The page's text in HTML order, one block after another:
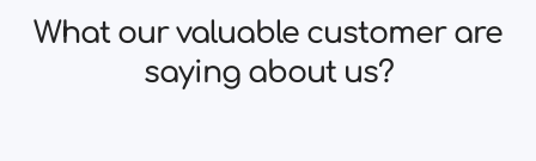
What our valuable customer are
saying about us?